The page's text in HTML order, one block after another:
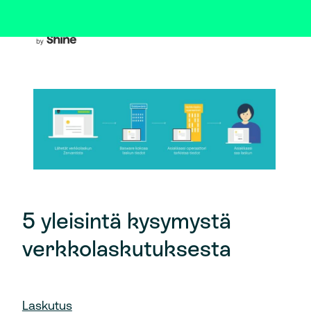
5 yleisintä kysymystä
verkkolaskutuksesta
Laskutus